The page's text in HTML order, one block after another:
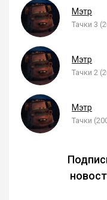
Мэтр
Тачки 3
Мэтр
Тачки 2
Мэтр
Тачки